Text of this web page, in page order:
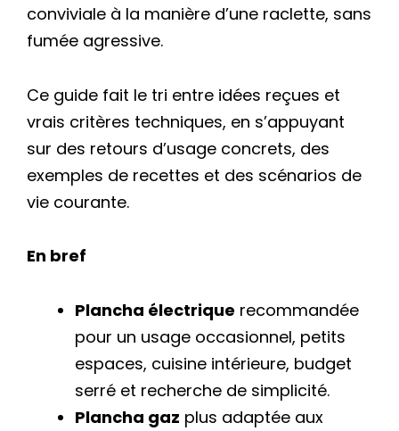
conviviale à la manière d’une raclette, sans
fumée agressive.
Ce guide fait le tri entre idées reçues et
vrais critères techniques, en s’appuyant
sur des retours d’usage concrets, des
exemples de recettes et des scénarios de
vie courante.
En bref
Plancha électrique recommandée
pour un usage occasionnel, petits
espaces, cuisine intérieure, budget
serré et recherche de simplicité.
Plancha gaz plus adaptée aux